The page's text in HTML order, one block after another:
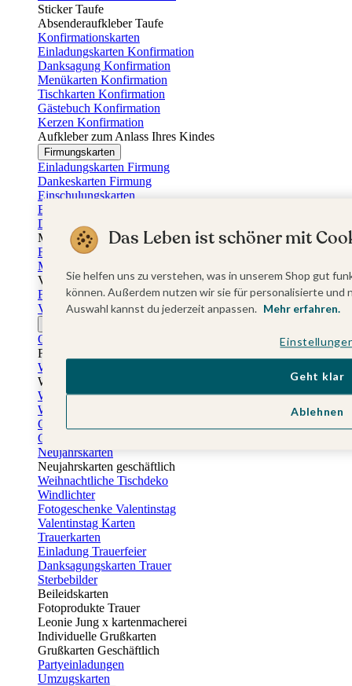
Sticker Taufe
Absenderaufkleber Taufe
Konfirmationskarten
Einladungskarten Konfirmation
Danksagung Konfirmation
Menükarten Konfirmation
Tischkarten Konfirmation
Gästebuch Konfirmation
Kerzen Konfirmation
Aufkleber zum Anlass Ihres Kindes
Firmungskarten
Einladungskarten Firmung
Dankeskarten Firmung
Einschulungskarten
Einladungskarten Einschulung
Danksagung Einschulung
Muttertag
Fotogeschenke Muttertag
Muttertagskarten
Vatertag
Fotogeschenke Vatertag
Vatertagskarten
Osterkarten
Fotogeschenke zu Ostern
Weihnachtskarten
Weihnachtskarten selbst gestalten
Weihnachtskarten geschäftlich
Weihnachtsfeier Einladungen
Geschenkaufkleber Weihnachten
Geschenkanhänger Weihnachten
Neujahrskarten
Neujahrskarten geschäftlich
Weihnachtliche Tischdeko
Windlichter
Fotogeschenke Valentinstag
Valentinstag Karten
Trauerkarten
Einladung Trauerfeier
Danksagungskarten Trauer
Sterbebilder
Beileidskarten
Fotoprodukte Trauer
Leonie Jung x kartenmacherei
Individuelle Grußkarten
Grußkarten Geschäftlich
Partyeinladungen
Umzugskarten
Das Leben ist schöner mit
Sie helfen uns zu verstehen, was in unserem Shop gut
können. Außerdem nutzen wir sie für personalisierte
Auswahl kannst du jederzeit anpassen. Mehr erfahren.
Ablehnen
Geht klar